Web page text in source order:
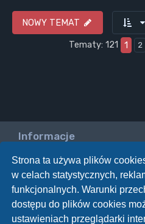
Strona ta używa plików
w celach statystycznych,
funkcjonalnych. Warunki
dostępu do plików cookies
ustawieniach przeglądarki
NOWY TEMAT
Tematy: 121
1 2
Informacje
Twoje uprawnienia na tym
Nie możesztworzyć
Nie możeszodpowiadać w
Nie możesz zmieniać swoich